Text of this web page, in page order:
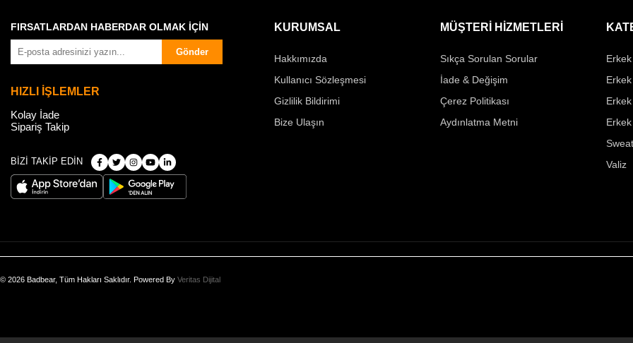
FIRSATLARDAN HABERDAR OLMAK İÇİN
Gönder
HIZLI İŞLEMLER
Kolay İade
Sipariş Takip
BİZİ TAKİP EDİN
KURUMSAL
Hakkımızda
Kullanıcı Sözleşmesi
Gizlilik Bildirimi
Bize Ulaşın
MÜŞTERİ HİZMETLERİ
Sıkça Sorulan Sorular
İade & Değişim
Çerez Politikası
Aydınlatma Metni
Valiz
© 2026 Badbear, Tüm Hakları Saklıdır. Powered By Veritas Dijital